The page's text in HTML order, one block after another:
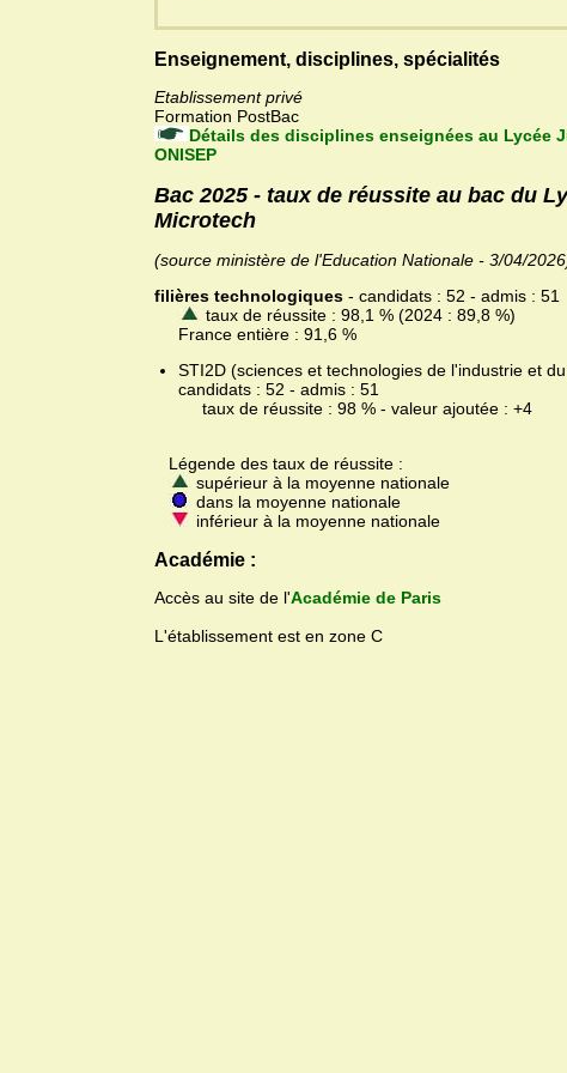
Enseignement, disciplines, spécialités
Etablissement privé
Formation PostBac
Détails des disciplines enseignées au Lycée
ONISEP
Bac 2025 - taux de réussite au bac du
Microtech
(source ministère de l'Education Nationale - 3/04/
filières technologiques - candidats : 52 - admis : 51
taux de réussite : 98,1 % (2024 : 89,8 %)
France entière : 91,6 %
STI2D (sciences et technologies de l'industrie et
candidats : 52 - admis : 51
taux de réussite : 98 % - valeur ajoutée : +4
Légende des taux de réussite :
supérieur à la moyenne nationale
dans la moyenne nationale
inférieur à la moyenne nationale
Académie :
Accès au site de l'Académie de Paris
L'établissement est en zone C